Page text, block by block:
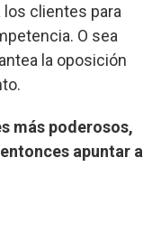
los clientes para
O sea
la oposición
más poderosos,
apuntar a